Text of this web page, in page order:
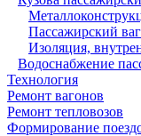
Пассажирский
Изоляция,
Водоснабжение
Технология
Ремонт вагонов
Ремонт тепловозов
Формирование